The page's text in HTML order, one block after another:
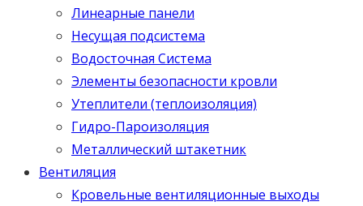
Линеарные панели
Несущая подсистема
Водосточная Система
Элементы безопасности кровли
Утеплители (теплоизоляция)
Гидро-Пароизоляция
Металлический штакетник
Вентиляция
Кровельные вентиляционные выходы